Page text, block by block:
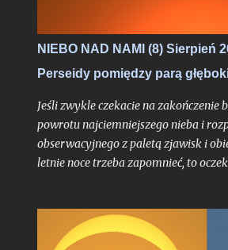
NIEBO NAD NAMI (8) Sierpień
Perseidy pomiędzy parą
Jeśli zwykle czekacie na zakończenie
powrotu najciemniejszego nieba i
obserwacyjnego z paletą zjawisk i
letnie noce trzeba zapomnieć, to
tym roku, trudno bowiem w
przypadek takiego sierpnia, który